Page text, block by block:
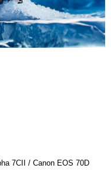
7CII / Canon EOS 70D